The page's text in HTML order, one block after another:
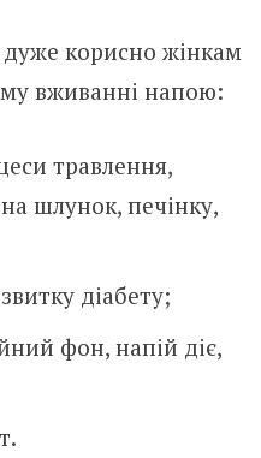
корисно жінкам
вживанні напою:
травлення,
шлунок, печінку,
діабету;
фон, напій діє,